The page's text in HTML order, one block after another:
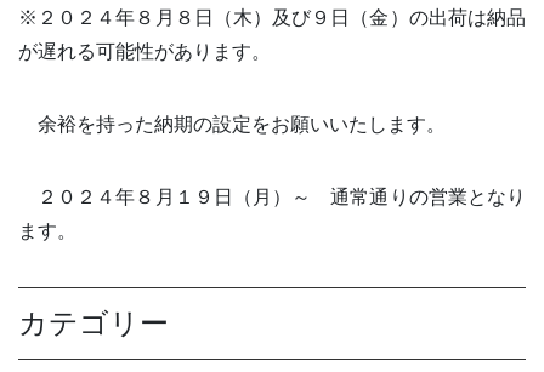
※２０２４年８月８日（木）及び９日（金）の出荷は納品
が遅れる可能性があります。
余裕を持った納期の設定をお願いいたします。
２０２４年８月１９日（月）～ 通常通りの営業となり
ます。
カテゴリー